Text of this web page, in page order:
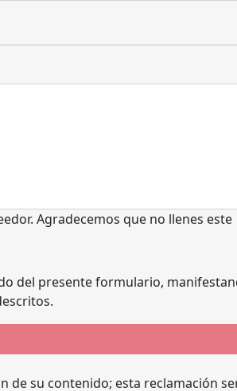
Agradecemos que no llenes este
del presente formulario,
de su contenido; esta reclamación